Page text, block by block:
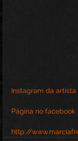
Instagram da artista
Página no facebook
http://